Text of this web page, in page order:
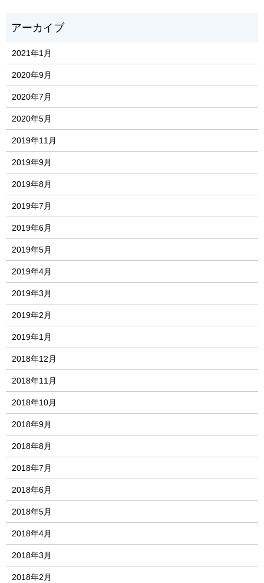
2021年1月
2020年9月
2020年7月
2020年5月
2019年11月
2019年9月
2019年8月
2019年7月
2019年6月
2019年5月
2019年4月
2019年3月
2019年2月
2019年1月
2018年12月
2018年11月
2018年10月
2018年9月
2018年8月
2018年7月
2018年6月
2018年5月
2018年4月
2018年3月
2018年2月